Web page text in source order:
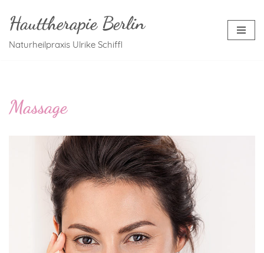
Zum
Inhalt
Hauttherapie Berlin
Naturheilpraxis Ulrike Schiffl
Massage